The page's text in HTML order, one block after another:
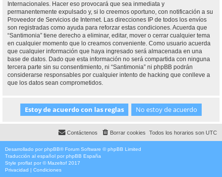
Internacionales. Hacer eso provocará que sea inmediata y
permanentemente expulsado y, si lo creemos oportuno, con notificación a su
Proveedor de Servicios de Internet. Las direcciones IP de todos los envíos
son registradas como ayuda para reforzar estas condiciones. Acuerda que
“Santimonia” tiene derecho a eliminar, editar, mover o cerrar cualquier tema
en cualquier momento que lo creamos conveniente. Como usuario acuerda
que cualquier información que haya ingresado será almacenada en una
base de datos. Dado que esta información no será compartida con ninguna
tercera parte sin su consentimiento, ni “Santimonia” ni phpBB podrán
considerarse responsables por cualquier intento de hacking que conlleve a
que los datos sean comprometidos.
Todos los horarios son UTC
Borrar cookies
Contáctenos
Desarrollado por phpBB® Forum Software © phpBB Limited
Traducción al español por phpBB España
Style proflat por ©Mazeltof 2017
Privacidad | Condiciones